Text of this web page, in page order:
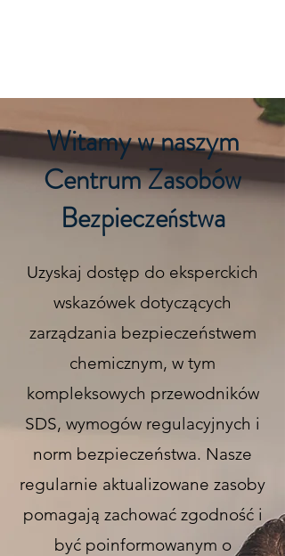
Witamy w naszym
Centrum Zasobów
Bezpieczeństwa
Uzyskaj dostęp do eksperckich
wskazówek dotyczących
zarządzania bezpieczeństwem
chemicznym, w tym
kompleksowych przewodników
SDS, wymogów regulacyjnych i
norm bezpieczeństwa. Nasze
regularnie aktualizowane zasoby
pomagają zachować zgodność i
być poinformowanym o